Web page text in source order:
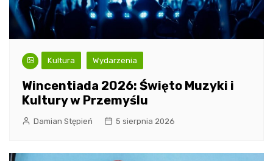
Kultura Wydarzenia
Wincentiada 2026: Święto Muzyki i
Kultury w Przemyślu
Damian Stępień 5 sierpnia 2026